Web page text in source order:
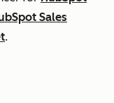
Sales
.